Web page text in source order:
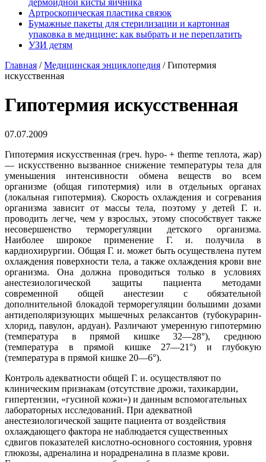
дермоидной кисты яичника
Артроскопическая пластика связок
Бумажные пакеты для стерилизации и картонная
упаковка в медицине: как выбрать и не переплатить
УЗИ детям
Главная /Медицинская энциклопедия /Гипотермия
искусственная
Гипотермия искусственная
07.07.2009
Гипотермия искусственная (греч. hypo- + therme теплота, жар)
— искусственно вызванное снижение температуры тела для
уменьшения интенсивности обмена веществ во всем
организме (общая гипотермия) или в отдельных органах
(локальная гипотермия). Скорость охлаждения и согревания
организма зависит от массы тела, поэтому у детей Г. и.
проводить легче, чем у взрослых, этому способствует также
несовершенство терморегуляции детского организма.
Наиболее широкое применение Г. и. получила в
кардиохирургии. Общая Г. и. может быть осуществлена путем
охлаждения поверхности тела, а также охлаждения крови вне
организма. Она должна проводиться только в условиях
анестезиологической защиты пациента методами
современной общей анестезии с обязательной
дополнительной блокадой терморегуляции большими дозами
антидеполяризующих мышечных релаксантов (тубокурарин-
хлорид, павулон, ардуан). Различают умеренную гипотермию
(температура в прямой кишке 32—28°), среднюю
(температура в прямой кишке 27—21°) и глубокую
(температура в прямой кишке 20—6°).
Контроль адекватности общей Г. и. осуществляют по
клиническим признакам (отсутствие дрожи, тахикардии,
гипертензии, «гусиной кожи») и данным вспомогательных
лабораторных исследований. При адекватной
анестезиологической защите пациента от воздействия
охлаждающего фактора не наблюдается существенных
сдвигов показателей кислотно-основного состояния, уровня
глюкозы, адреналина и норадреналина в плазме крови.